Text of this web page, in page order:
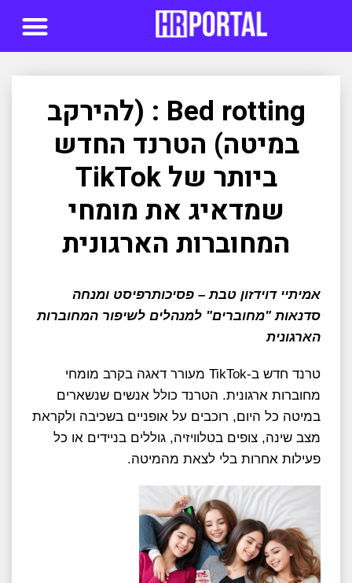
Bed rotting : (להירקב
במיטה) הטרנד החדש
ביותר של TikTok
שמדאיג את מומחי
המחוברות הארגונית
אמיתיי דוידזון טבת – פסיכותרפיסט ומנחה
סדנאות "מחוברים" למנהלים לשיפור המחוברות
הארגונית
טרנד חדש ב-TikTok מעורר דאגה בקרב מומחי
מחוברות ארגונית. הטרנד כולל אנשים שנשארים
במיטה כל היום, רוכבים על אופניים בשכיבה ולקראת
מצב שינה, צופים בטלוויזיה, גוללים בניידים או כל
פעילות אחרות בלי לצאת מהמיטה.